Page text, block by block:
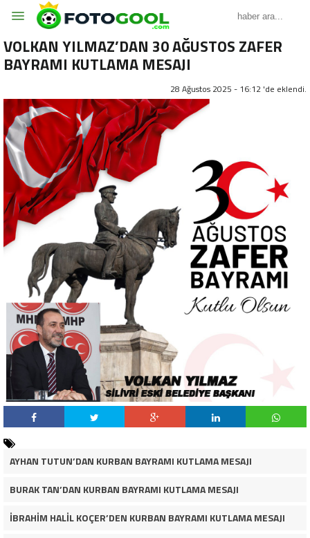
VOLKAN YILMAZ’DAN 30 AĞUSTOS ZAFER
BAYRAMI KUTLAMA MESAJI
28 Ağustos 2025 - 16:12 'de eklendi.
AYHAN TUTUN’DAN KURBAN BAYRAMI KUTLAMA MESAJI
BURAK TAN’DAN KURBAN BAYRAMI KUTLAMA MESAJI
İBRAHİM HALİL KOÇER’DEN KURBAN BAYRAMI KUTLAMA MESAJI